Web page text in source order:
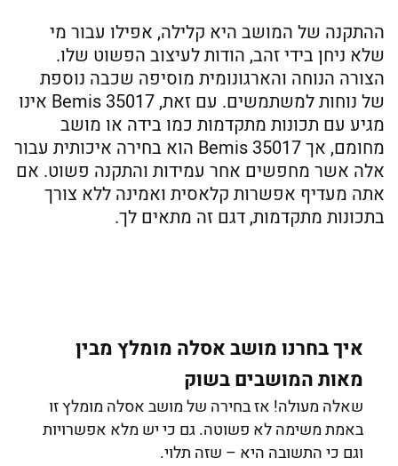
ההתקנה של המושב היא קלילה, אפילו עבור מי
שלא ניחן בידי זהב, הודות לעיצוב הפשוט שלו.
הצורה הנוחה והארגונומית מוסיפה שכבה נוספת
של נוחות למשתמשים. עם זאת, Bemis 35017 אינו
מגיע עם תכונות מתקדמות כמו בידה או מושב
מחומם, אך Bemis 35017 הוא בחירה איכותית עבור
אלה אשר מחפשים אחר עמידות והתקנה פשוט. אם
אתה מעדיף אפשרות קלאסית ואמינה ללא צורך
בתכונות מתקדמות, דגם זה מתאים לך.
איך בחרנו מושב אסלה מומלץ מבין
מאות המושבים בשוק
שאלה מעולה! אז בחירה של מושב אסלה מומלץ זו
באמת משימה לא פשוטה. גם כי יש מלא אפשרויות
וגם כי התשובה היא – שזה תלוי.